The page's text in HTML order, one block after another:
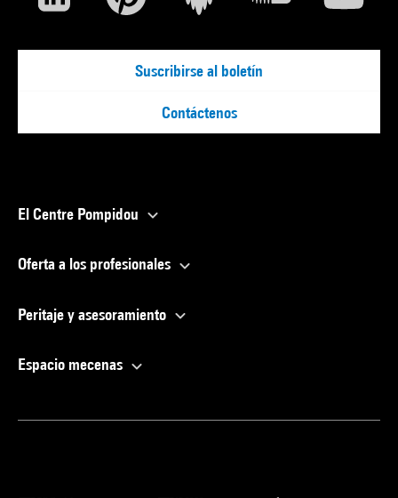
Suscribirse al boletín
Contáctenos
El Centre Pompidou
Oferta a los profesionales
Peritaje y asesoramiento
Espacio mecenas